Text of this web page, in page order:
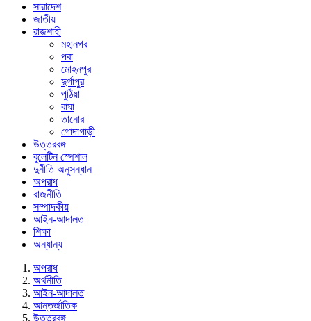
সারাদেশ
জাতীয়
রাজশাহী
মহানগর
পবা
মোহনপুর
দুর্গাপুর
পুঠিয়া
বাঘা
তানোর
গোদাগাড়ী
উত্তরবঙ্গ
বুলেটিন স্পেশাল
দুর্নীতি অনুসন্ধান
অপরাধ
রাজনীতি
সম্পাদকীয়
আইন-আদালত
শিক্ষা
অন্যান্য
অপরাধ
অর্থনীতি
আইন-আদালত
আন্তর্জাতিক
উত্তরবঙ্গ